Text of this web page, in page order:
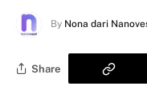
By Nona dari
Share